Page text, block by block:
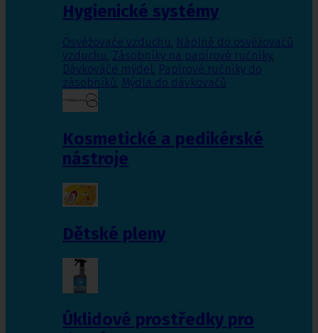
Hygienické systémy
Osvěžovače vzduchu, Náplně do osvěžovačů
vzduchu, Zásobníky na papírové ručníky,
Dávkováče mýdel, Papírové ručníky do
zásobníků, Mýdla do dávkovačů
Kosmetické a pedikérské
nástroje
Dětské pleny
Úklidové prostředky pro